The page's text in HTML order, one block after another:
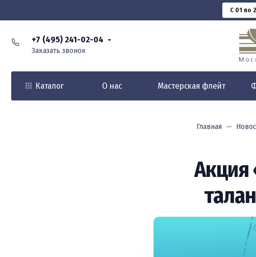
С 01 по
+7 (495) 241-02-04
Заказать звонок
Каталог О нас Мастерская флейт
Главная